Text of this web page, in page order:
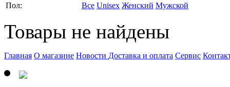
Пол:
Все Unisex Женский Мужской
Товары не найдены
Главная О магазине Новости Доставка и оплата Сервис